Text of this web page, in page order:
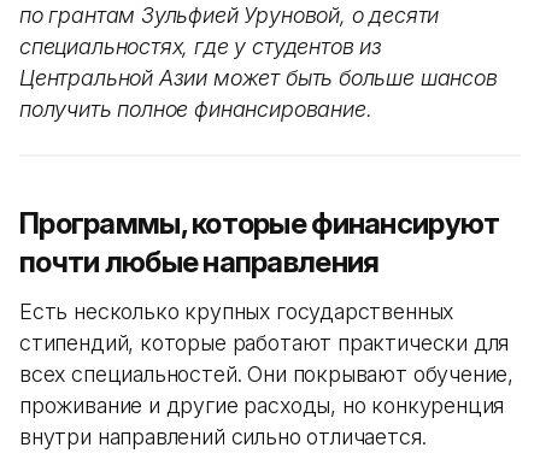
по грантам Зульфией Уруновой, о десяти
специальностях, где у студентов из
Центральной Азии может быть больше шансов
получить полное финансирование.
Программы, которые финансируют
почти любые направления
Есть несколько крупных государственных
стипендий, которые работают практически для
всех специальностей. Они покрывают обучение,
проживание и другие расходы, но конкуренция
внутри направлений сильно отличается.